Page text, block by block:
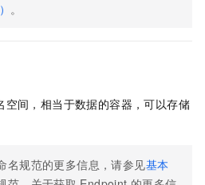
。
空间，相当于数据的容器，可以存储
名规范的更多信息，请参见基本